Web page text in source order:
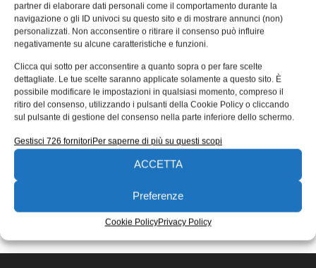
partner di elaborare dati personali come il comportamento durante la
navigazione o gli ID univoci su questo sito e di mostrare annunci (non)
personalizzati. Non acconsentire o ritirare il consenso può influire
negativamente su alcune caratteristiche e funzioni.
Clicca qui sotto per acconsentire a quanto sopra o per fare scelte
dettagliate. Le tue scelte saranno applicate solamente a questo sito. È
possibile modificare le impostazioni in qualsiasi momento, compreso il
ritiro del consenso, utilizzando i pulsanti della Cookie Policy o cliccando
sul pulsante di gestione del consenso nella parte inferiore dello schermo.
Gestisci 726 fornitoriPer saperne di più su questi scopi
ACCETTA
Preferenze
Cookie PolicyPrivacy Policy
OptoForce, azienda specializzata nei sensori multiassiali
di forza e coppia, ha annunciato di aver sviluppato tre
nuove applicazioni per i
Redazione 03/10/2017
EDICOLA WEB
ISCRIVITI ALLA NEWSLETTER